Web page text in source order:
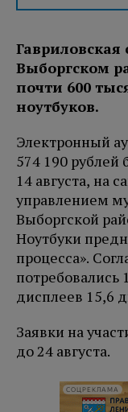
Выборгском
почти 600
ноутбуков.
Электронный
574 190
14 августа, на
управлением
Выборгской
Ноутбуки
процесса».
потребовались
дисплеев 15,6
Заявки на
до 24 августа.
СОЦРЕКЛАМА